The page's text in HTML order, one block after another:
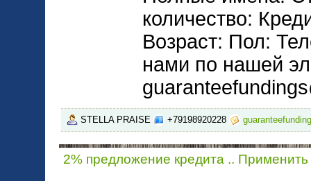
количество:
Возраст: Пол:
нами по нашей
STELLA PRAISE +79198920228
2% предложение кредита .. Применить